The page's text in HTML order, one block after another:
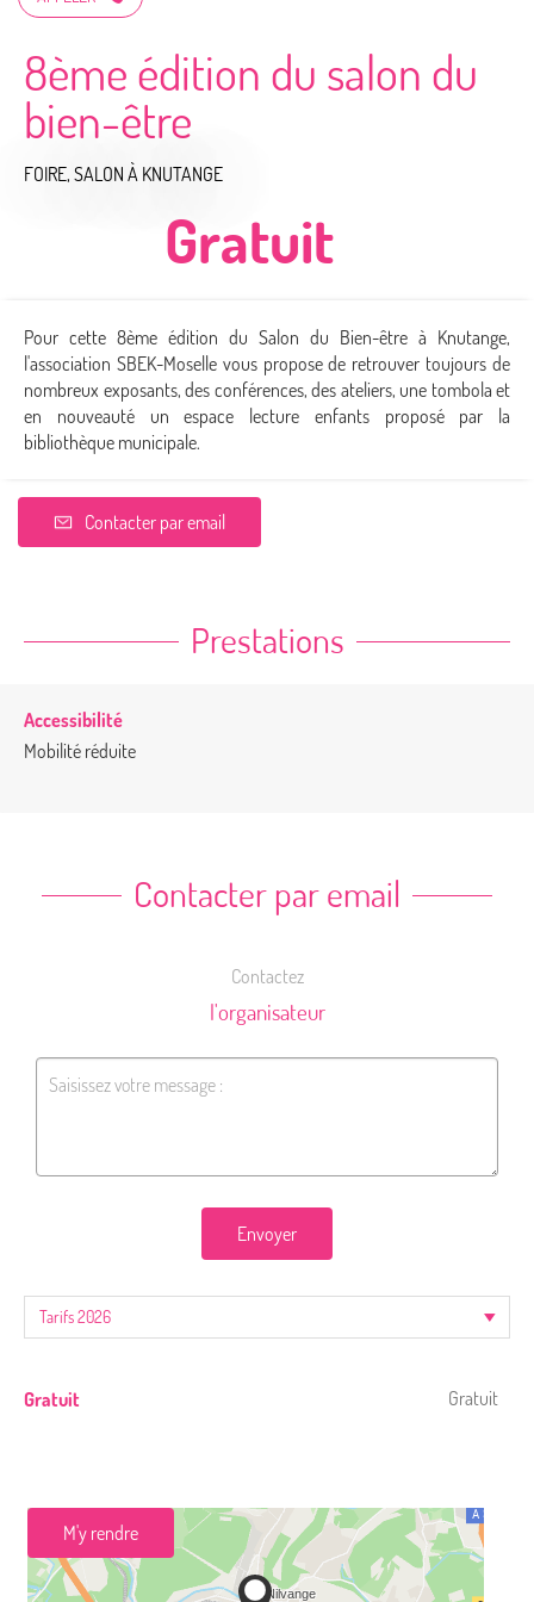
8ème édition du salon du
bien-être
FOIRE, SALON À KNUTANGE
Gratuit
Pour cette 8ème édition du Salon du Bien-être à Knutange,
l'association SBEK-Moselle vous propose de retrouver toujours de
nombreux exposants, des conférences, des ateliers, une tombola et
en nouveauté un espace lecture enfants proposé par la
bibliothèque municipale.
Contacter par email
Prestations
Accessibilité
Mobilité réduite
Contacter par email
Contactez
l'organisateur
Envoyer
Gratuit Gratuit
M'y rendre